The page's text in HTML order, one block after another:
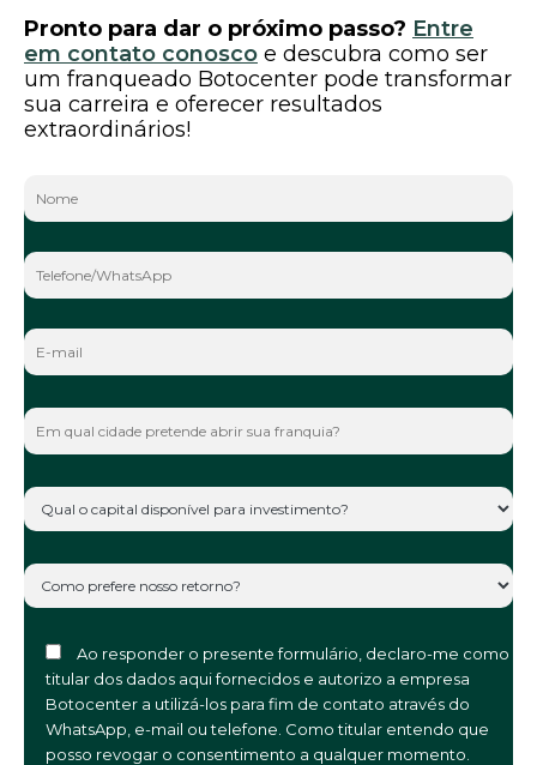
Pronto para dar o próximo passo? Entre
em contato conosco e descubra como ser
um franqueado Botocenter pode transformar
sua carreira e oferecer resultados
extraordinários!
Ao responder o presente formulário, declaro-me como
titular dos dados aqui fornecidos e autorizo a empresa
Botocenter a utilizá-los para fim de contato através do
WhatsApp, e-mail ou telefone. Como titular entendo que
posso revogar o consentimento a qualquer momento.